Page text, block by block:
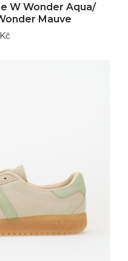
W Wonder Aqua/
Mauve